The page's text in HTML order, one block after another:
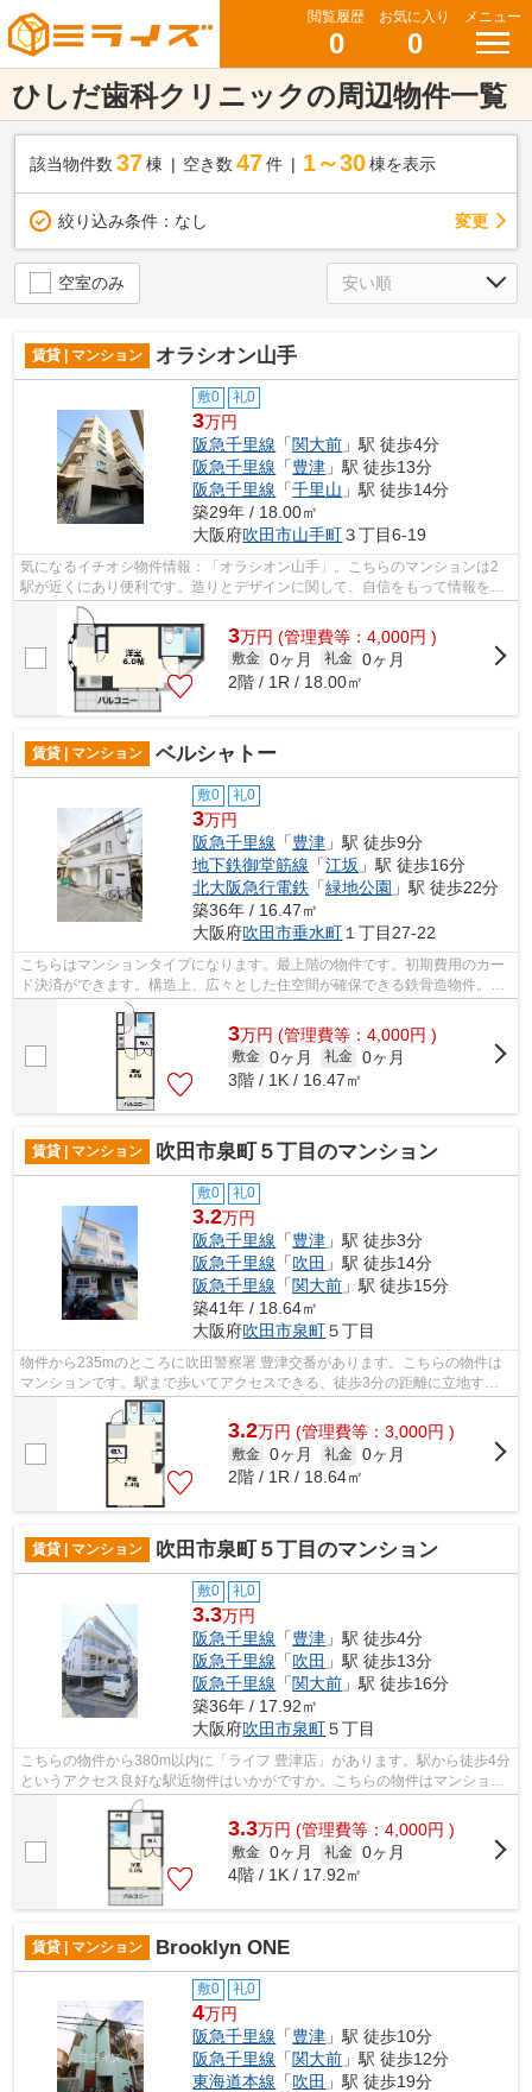
閲覧履歴
0
お気に入り
0
メニュー
ひしだ歯科クリニックの周辺物件一覧
該当物件数 37棟 空き数 47 件 1～30 棟を表示
絞り込み条件： なし 変更
空室のみ
賃貸 | マンション オラシオン山手
敷0 礼0
3万円
阪急千里線 「関大前 」駅 徒歩4分
阪急千里線 「豊津 」駅 徒歩13分
阪急千里線 「千里山 」駅 徒歩14分
築29年 / 18.00㎡
大阪府吹田市山手町３丁目6-19
気になるイチオシ物件情報：「オラシオン山手」。こちらのマンションは2
駅が近くにあり便利です。造りとデザインに関して、自信をもって情報を提
供できるマンションです。共用部にはエ...
3万円 (管理費等：4,000円 )
敷金 0ヶ月 礼金 0ヶ月
2階 / 1R / 18.00㎡
賃貸 | マンション ベルシャトー
敷0 礼0
3万円
阪急千里線 「豊津 」駅 徒歩9分
地下鉄御堂筋線 「江坂 」駅 徒歩16分
北大阪急行電鉄 「緑地公園 」駅 徒歩22分
築36年 / 16.47㎡
大阪府吹田市垂水町 １丁目27-22
こちらはマンションタイプになります。最上階の物件です。初期費用のカー
ド決済ができます。構造上、広々とした住空間が確保できる鉄骨造物件。ご
自身の目で吹田市の物件をご覧になり...
3万円 (管理費等：4,000円 )
敷金 0ヶ月 礼金 0ヶ月
3階 / 1K / 16.47㎡
賃貸 | マンション 吹田市泉町５丁目のマンション
敷0 礼0
3.2万円
阪急千里線 「豊津 」駅 徒歩3分
阪急千里線 「吹田 」駅 徒歩14分
阪急千里線 「関大前 」駅 徒歩15分
築41年 / 18.64㎡
大阪府吹田市泉町５丁目
物件から235mのところに吹田警察署 豊津交番があります。こちらの物件は
マンションです。駅まで歩いてアクセスできる、徒歩3分の距離に立地する
物件です。頑強で信頼性の高い鉄骨造の...
3.2万円 (管理費等：3,000円 )
敷金 0ヶ月 礼金 0ヶ月
2階 / 1R / 18.64㎡
賃貸 | マンション 吹田市泉町５丁目のマンション
敷0 礼0
3.3万円
阪急千里線 「豊津 」駅 徒歩4分
阪急千里線 「吹田 」駅 徒歩13分
阪急千里線 「関大前 」駅 徒歩16分
築36年 / 17.92㎡
大阪府吹田市泉町５丁目
こちらの物件から380m以内に「ライフ 豊津店」があります。駅から徒歩4分
というアクセス良好な駅近物件はいかがですか。こちらの物件はマンション
です。高い信頼性が魅力の鉄骨造建築...
3.3万円 (管理費等：4,000円 )
敷金 0ヶ月 礼金 0ヶ月
4階 / 1K / 17.92㎡
賃貸 | マンション Brooklyn ONE
敷0 礼0
4万円
阪急千里線 「豊津 」駅 徒歩10分
阪急千里線 「関大前 」駅 徒歩12分
東海道本線 「吹田 」駅 徒歩19分